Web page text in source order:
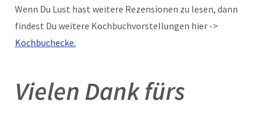
Wenn Du Lust hast weitere Rezensionen zu lesen, dann
findest Du weitere Kochbuchvorstellungen hier ->
Kochbuchecke.
Vielen Dank fürs